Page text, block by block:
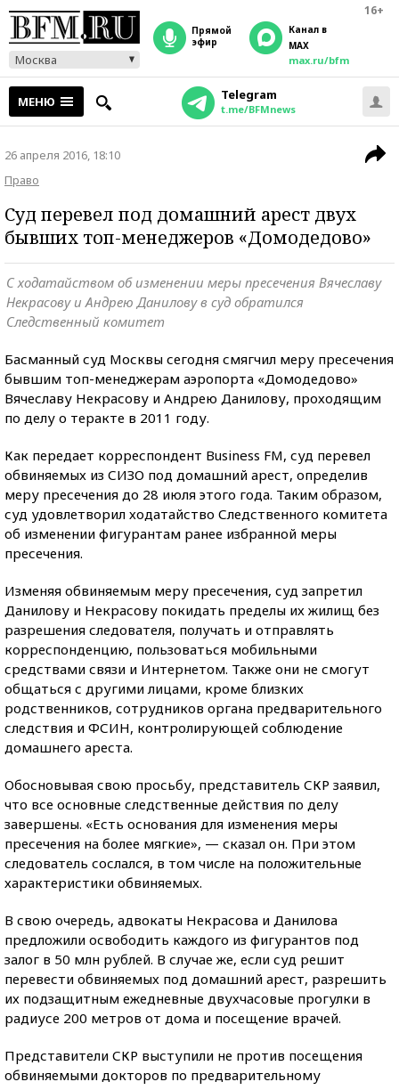
16+
Москва
прямой
эфир
Канал в
MAX
max.ru/bfm
МЕНЮ Telegram
t.me/BFMnews
26 апреля 2016, 18:10
Право
Суд перевел под домашний арест двух
бывших топ-менеджеров «Домодедово»
С ходатайством об изменении меры пресечения Вячеславу
Некрасову и Андрею Данилову в суд обратился
Следственный комитет
Басманный суд Москвы сегодня смягчил меру пресечения
бывшим топ-менеджерам аэропорта «Домодедово»
Вячеславу Некрасову и Андрею Данилову, проходящим
по делу о теракте в 2011 году.
Как передает корреспондент Business FM, суд перевел
обвиняемых из СИЗО под домашний арест, определив
меру пресечения до 28 июля этого года. Таким образом,
суд удовлетворил ходатайство Следственного комитета
об изменении фигурантам ранее избранной меры
пресечения.
Изменяя обвиняемым меру пресечения, суд запретил
Данилову и Некрасову покидать пределы их жилищ без
разрешения следователя, получать и отправлять
корреспонденцию, пользоваться мобильными
средствами связи и Интернетом. Также они не смогут
общаться с другими лицами, кроме близких
родственников, сотрудников органа предварительного
следствия и ФСИН, контролирующей соблюдение
домашнего ареста.
Обосновывая свою просьбу, представитель СКР заявил,
что все основные следственные действия по делу
завершены. «Есть основания для изменения меры
пресечения на более мягкие», — сказал он. При этом
следователь сослался, в том числе на положительные
характеристики обвиняемых.
В свою очередь, адвокаты Некрасова и Данилова
предложили освободить каждого из фигурантов под
залог в 50 млн рублей. В случае же, если суд решит
перевести обвиняемых под домашний арест, разрешить
их подзащитным ежедневные двухчасовые прогулки в
радиусе 200 метров от дома и посещение врачей.
Представители СКР выступили не против посещения
обвиняемыми докторов по предварительному